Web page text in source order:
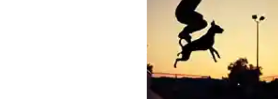
Búsqueda Avanzada